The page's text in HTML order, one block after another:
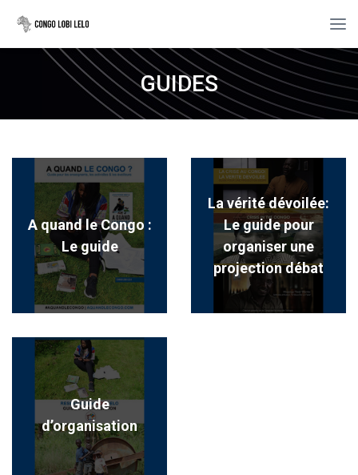
GUIDES
A quand le Congo :
Le guide
La vérité dévoilée:
Le guide pour
organiser une
projection débat
Guide
d’organisation